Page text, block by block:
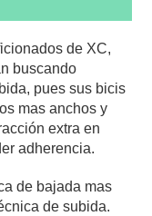
de XC,
buscando
pues sus bicis
mas anchos y
extra en
adherencia.
de bajada mas
de subida.